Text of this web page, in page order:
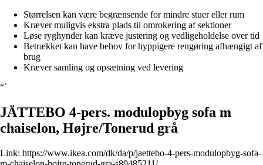
Størrelsen kan være begrænsende for mindre stuer eller rum
Kræver muligvis ekstra plads til omrokering af sektioner
Løse ryghynder kan kræve justering og vedligeholdelse over tid
Betrækket kan have behov for hyppigere rengøring afhængigt af
brug
Kræver samling og opsætning ved levering
“`
JÄTTEBO 4-pers. modulopbyg sofa m
chaiselon, Højre/Tonerud grå
Link: https://www.ikea.com/dk/da/p/jaettebo-4-pers-modulopbyg-sofa-